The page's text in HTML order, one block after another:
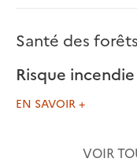
Santé des
Risque
EN SAVOIR +
VOIR